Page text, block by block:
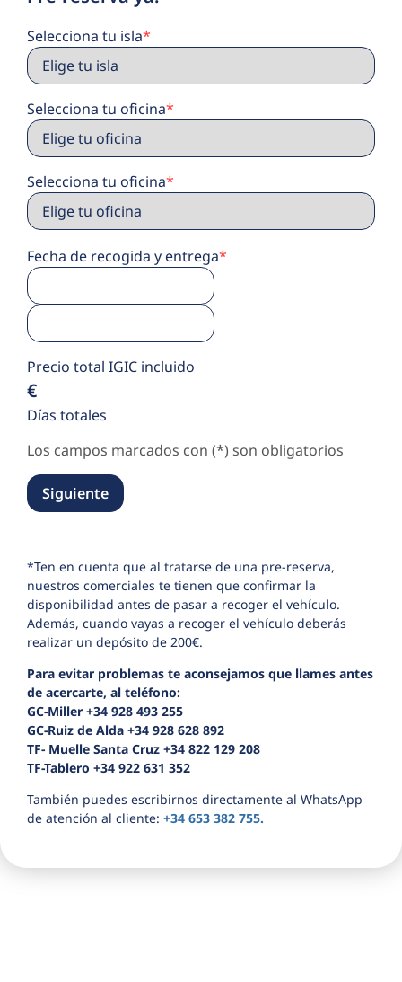
Selecciona tu isla*
Selecciona tu oficina*
Selecciona tu oficina*
Fecha de recogida y entrega*
Precio total IGIC incluido
€
Días totales
Los campos marcados con (*) son obligatorios
Siguiente
*Ten en cuenta que al tratarse de una pre-reserva,
nuestros comerciales te tienen que confirmar la
disponibilidad antes de pasar a recoger el vehículo.
Además, cuando vayas a recoger el vehículo deberás
realizar un depósito de 200€.
Para evitar problemas te aconsejamos que llames antes
de acercarte, al teléfono:
GC-Miller +34 928 493 255
GC-Ruiz de Alda +34 928 628 892
TF- Muelle Santa Cruz +34 822 129 208
TF-Tablero +34 922 631 352
También puedes escribirnos directamente al WhatsApp
de atención al cliente: +34 653 382 755.